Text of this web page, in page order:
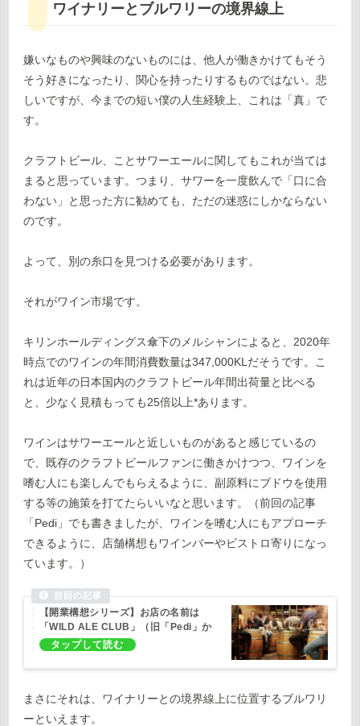
ワイナリーとブルワリーの境界線上
嫌いなものや興味のないものには、他人が働きかけてもそう
そう好きになったり、関心を持ったりするものではない。悲
しいですが、今までの短い僕の人生経験上、これは「真」で
す。
クラフトビール、ことサワーエールに関してもこれが当ては
まると思っています。つまり、サワーを一度飲んで「口に合
わない」と思った方に勧めても、ただの迷惑にしかならない
のです。
よって、別の糸口を見つける必要があります。
それがワイン市場です。
キリンホールディングス傘下のメルシャンによると、2020年
時点でのワインの年間消費数量は347,000KLだそうです。こ
れは近年の日本国内のクラフトビール年間出荷量と比べる
と、少なく見積もっても25倍以上*あります。
ワインはサワーエールと近しいものがあると感じているの
で、既存のクラフトビールファンに働きかけつつ、ワインを
嗜む人にも楽しんでもらえるように、副原料にブドウを使用
する等の施策を打てたらいいなと思います。（前回の記事
「Pedi」でも書きましたが、ワインを嗜む人にもアプローチ
できるように、店舗構想もワインバーやビストロ寄りになっ
ています。）
【開業構想シリーズ】お店の名前は
「WILD ALE CLUB」（旧「Pedi」か
ら改名しました）
まさにそれは、ワイナリーとの境界線上に位置するブルワリ
ーといえます。